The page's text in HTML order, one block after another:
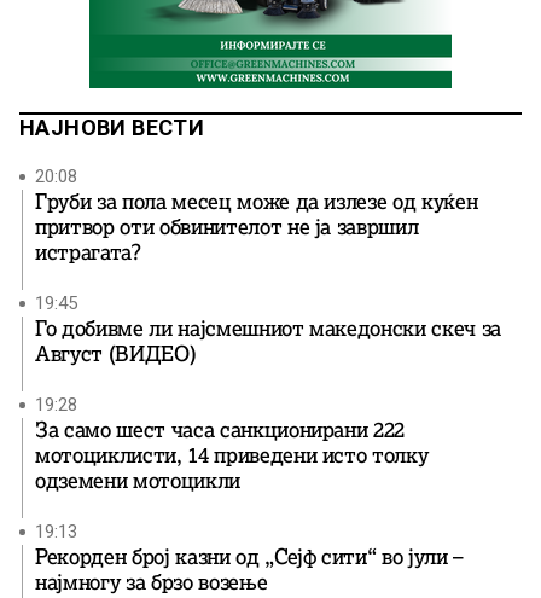
НАЈНОВИ ВЕСТИ
20:08
Груби за пола месец може да излезе од куќен
притвор оти обвинителот не ја завршил
истрагата?
19:45
Го добивме ли најсмешниот македонски скеч за
Август (ВИДЕО)
19:28
За само шест часа санкционирани 222
мотоциклисти, 14 приведени исто толку
одземени мотоцикли
19:13
Рекорден број казни од „Сејф сити“ во јули –
најмногу за брзо возење